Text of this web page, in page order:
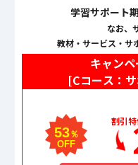
学習サポート
なお、
教材・サービス・サ
キャンペ
[Cコース：
53％
OFF
割引